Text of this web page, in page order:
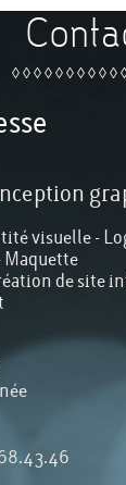
◊ ◊ ◊ ◊ ◊ ◊ ◊ ◊ ◊ ◊
visuelle -
Maquette
de site